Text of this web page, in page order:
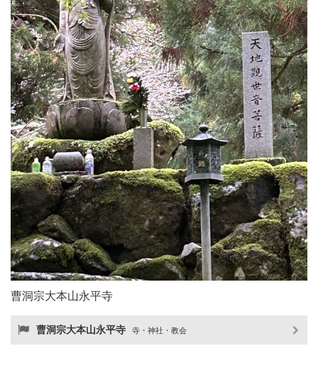
曹洞宗大本山永平寺
曹洞宗大本山永平寺 寺・神社・教会